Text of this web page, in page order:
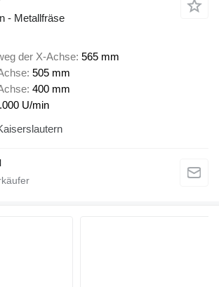
- Metallfräse
der X-Achse 565 mm
505 mm
400 mm
U/min